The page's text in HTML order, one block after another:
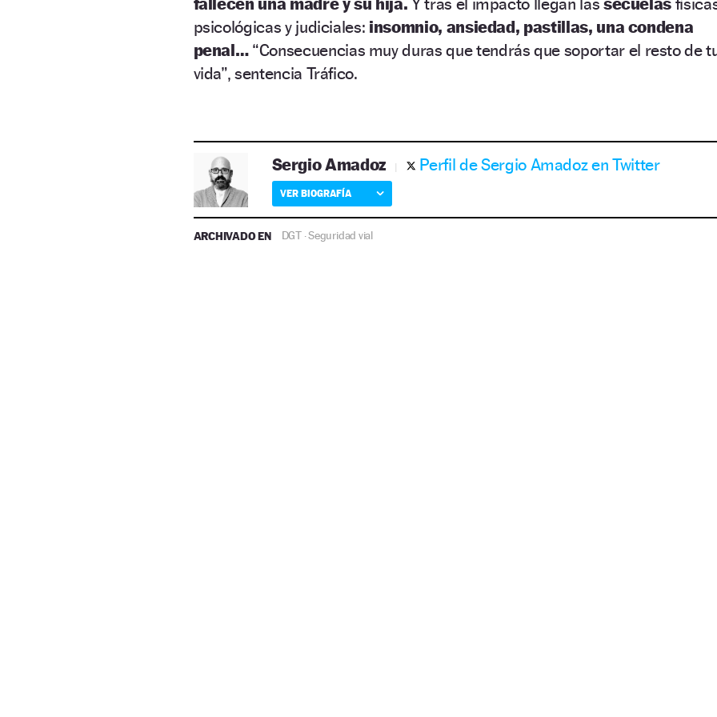
psicológicas y judiciales: insomnio, ansiedad, pastillas, una condena
penal… “Consecuencias muy duras que tendrás que soportar el resto de
vida”, sentencia Tráfico.
Sergio Amadoz Perfil de Sergio Amadoz en Twitter
VER BIOGRAFÍA
ARCHIVADO EN DGT·Seguridad vial